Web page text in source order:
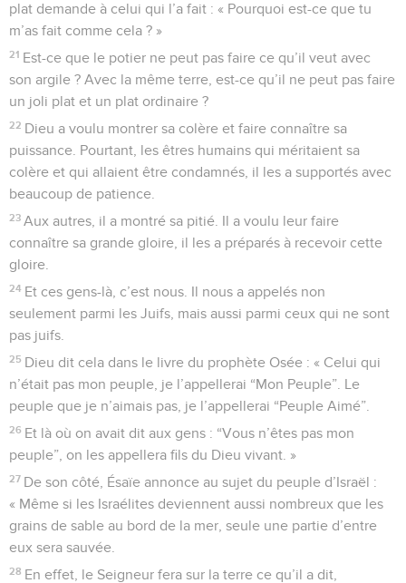
plat demande à celui qui l’a fait : « Pourquoi est-ce que tu
m’as fait comme cela ? »
21 Est-ce que le potier ne peut pas faire ce qu’il veut avec
son argile ? Avec la même terre, est-ce qu’il ne peut pas faire
un joli plat et un plat ordinaire ?
22 Dieu a voulu montrer sa colère et faire connaître sa
puissance. Pourtant, les êtres humains qui méritaient sa
colère et qui allaient être condamnés, il les a supportés avec
beaucoup de patience.
23 Aux autres, il a montré sa pitié. Il a voulu leur faire
connaître sa grande gloire, il les a préparés à recevoir cette
gloire.
24 Et ces gens-là, c’est nous. Il nous a appelés non
seulement parmi les Juifs, mais aussi parmi ceux qui ne sont
pas juifs.
25 Dieu dit cela dans le livre du prophète Osée : « Celui qui
n’était pas mon peuple, je l’appellerai “Mon Peuple”. Le
peuple que je n’aimais pas, je l’appellerai “Peuple Aimé”.
26 Et là où on avait dit aux gens : “Vous n’êtes pas mon
peuple”, on les appellera fils du Dieu vivant. »
27 De son côté, Ésaïe annonce au sujet du peuple d’Israël :
« Même si les Israélites deviennent aussi nombreux que les
grains de sable au bord de la mer, seule une partie d’entre
eux sera sauvée.
28 En effet, le Seigneur fera sur la terre ce qu’il a dit,